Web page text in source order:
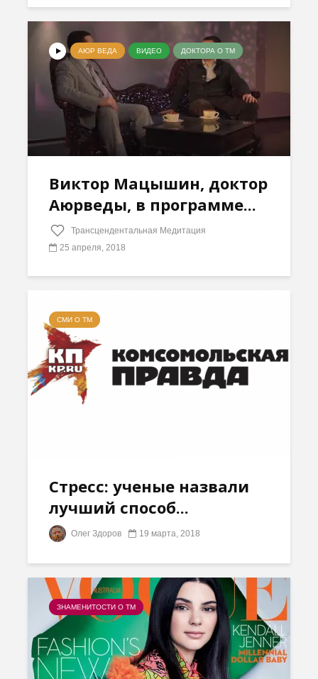
АЮР ВЕДА ВИДЕО ДОКТОРА О ТМ
Виктор Мацышин, доктор
Аюрведы, в программе...
Трансцендентальная Медитация
25 апреля, 2018
СМИ О ТМ
Стресс: ученые назвали
лучший способ...
Олег Здоров 19 марта, 2018
ЗНАМЕНИТОСТИ О ТМ